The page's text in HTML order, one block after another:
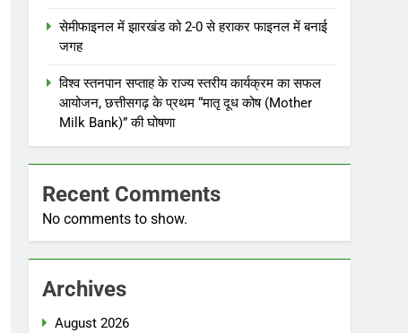
सेमीफाइनल में झारखंड को 2-0 से हराकर फाइनल में बनाई
जगह
विश्व स्तनपान सप्ताह के राज्य स्तरीय कार्यक्रम का सफल
आयोजन, छत्तीसगढ़ के प्रथम “मातृ दूध कोष (Mother
Milk Bank)” की घोषणा
Recent Comments
No comments to show.
Archives
August 2026